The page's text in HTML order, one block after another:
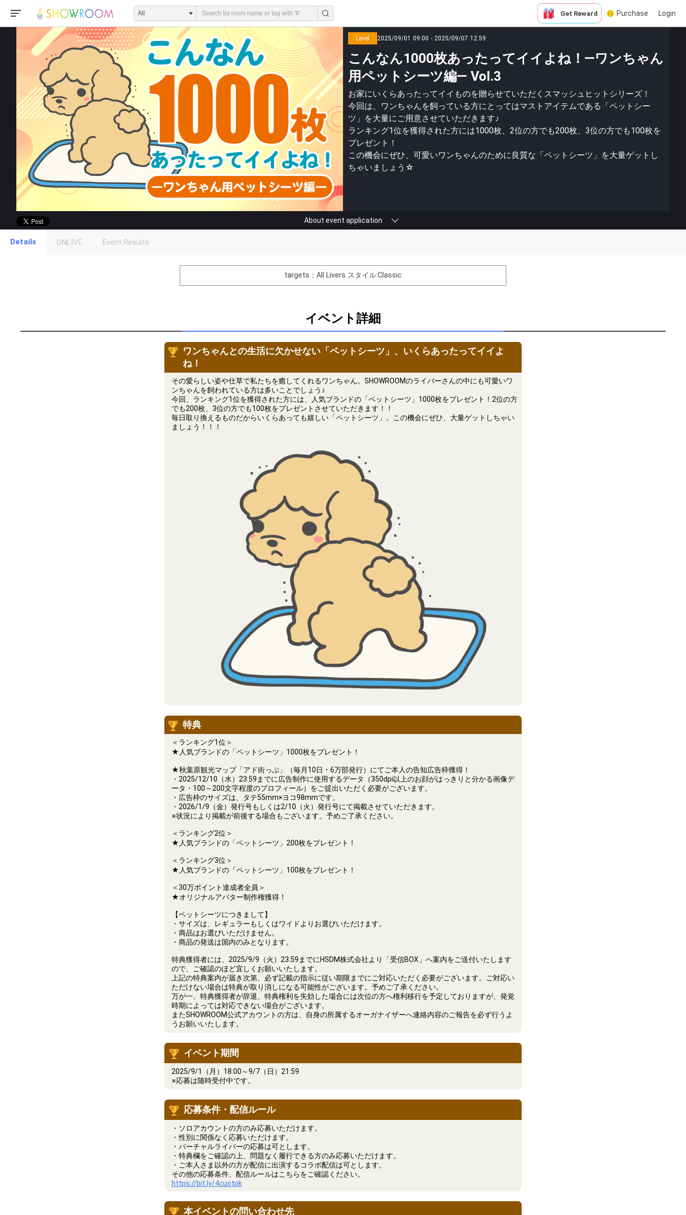
Get Reward Purchase Login
Level 2025/09/01 09:00 - 2025/09/07 12:59
こんなん1000枚あったってイイよね！―ワンちゃん
用ペットシーツ編― Vol.3
お家にいくらあったってイイものを贈らせていただくスマッシュヒットシリーズ！
今回は、ワンちゃんを飼っている方にとってはマストアイテムである「ペットシー
ツ」を大量にご用意させていただきます♪
ランキング1位を獲得された方には1000枚、2位の方でも200枚、3位の方でも100枚を
プレゼント！
この機会にぜひ、可愛いワンちゃんのために良質な「ペットシーツ」を大量ゲットし
ちゃいましょう☆
About event application
Level Points
Event Begins!
Throw gifts to the stage and join the live performance.
First, try throwing free Stars (once a day)! You can also charge Show Gold to purchase gifts
(available from 1 JPY)! When you continue to send gifts to the performer(s), the performer's
To send performers paid items, you must use Show Gold.
Comments
You can post comments. Please refrain from posting comments that may offend performers or
other users.
Close
Details ONLIVE Event Results
targets：All Livers スタイル:Classic
イベント詳細
ワンちゃんとの生活に欠かせない「ペットシーツ」、いくらあったってイイよ
ね！
その愛らしい姿や仕草で私たちを癒してくれるワンちゃん。SHOWROOMのライバーさんの中にも可愛いワ
ンちゃんを飼われている方は多いことでしょう♪
今回、ランキング1位を獲得された方には、人気ブランドの「ペットシーツ」1000枚をプレゼント！2位の方
でも200枚、3位の方でも100枚をプレゼントさせていただきます！！
毎日取り換えるものだからいくらあっても嬉しい「ペットシーツ」。この機会にぜひ、大量ゲットしちゃい
ましょう！！！
特典
＜ランキング1位＞
★人気ブランドの「ペットシーツ」1000枚をプレゼント！
★秋葉原観光マップ「アド街っぷ」（毎月10日・6万部発行）にてご本人の告知広告枠獲得！
・2025/12/10（水）23:59までに広告制作に使用するデータ（350dpi以上のお顔がはっきりと分かる画像デ
ータ・100～200文字程度のプロフィール）をご提出いただく必要がございます。
・広告枠のサイズは、タテ55mm×ヨコ98mmです。
・2026/1/9（金）発行号もしくは2/10（火）発行号にて掲載させていただきます。
※状況により掲載が前後する場合もございます。予めご了承ください。
＜ランキング2位＞
★人気ブランドの「ペットシーツ」200枚をプレゼント！
＜ランキング3位＞
★人気ブランドの「ペットシーツ」100枚をプレゼント！
＜30万ポイント達成者全員＞
★オリジナルアバター制作権獲得！
【ペットシーツにつきまして】
・サイズは、レギュラーもしくはワイドよりお選びいただけます。
・商品はお選びいただけません。
・商品の発送は国内のみとなります。
特典獲得者には、2025/9/9（火）23:59までにHSDM株式会社より「受信BOX」へ案内をご送付いたします
ので、ご確認のほど宜しくお願いいたします。
上記の特典案内が届き次第、必ず記載の指示に従い期限までにご対応いただく必要がございます。ご対応い
ただけない場合は特典が取り消しになる可能性がございます。予めご了承ください。
万が一、特典獲得者が辞退、特典権利を失効した場合には次位の方へ権利移行を予定しておりますが、発覚
時期によっては対応できない場合がございます。
またSHOWROOM公式アカウントの方は、自身の所属するオーガナイザーへ連絡内容のご報告を必ず行うよ
うお願いいたします。
イベント期間
2025/9/1（月）18:00～9/7（日）21:59
※応募は随時受付中です。
応募条件・配信ルール
・ソロアカウントの方のみ応募いただけます。
・性別に関係なく応募いただけます。
・バーチャルライバーの応募は可とします。
・特典欄をご確認の上、問題なく履行できる方のみ応募いただけます。
・ご本人さま以外の方が配信に出演するコラボ配信は可とします。
その他の応募条件、配信ルールはこちらをご確認ください。
https://bit.ly/4cuotpk
本イベントの問い合わせ先